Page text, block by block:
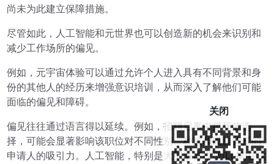
尚未为此建立保障措施。
尽管如此，人工智能和元世界也可以创造新的机会来识别和
减少工作场所的偏见。
例如，元宇宙体验可以通过允许个人进入具有不同背景和身
份的其他人的经历来增强意识培训，从而深入了解他们可能
面临的偏见和障碍。
偏见往往通过语言得以延续。例如，招聘启事中措辞的选
择，可能会显著影响该职位对不同性别、种族和民族背景的
申请人的吸引力。人工智能，特别是大型语言模型(LLM)在这
关闭